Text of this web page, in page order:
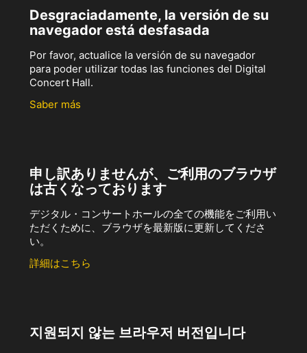
Desgraciadamente, la versión de su
navegador está desfasada
Por favor, actualice la versión de su navegador
para poder utilizar todas las funciones del Digital
Concert Hall.
Saber más
申し訳ありませんが、ご利用のブラウザ
は古くなっております
デジタル・コンサートホールの全ての機能をご利用い
ただくために、ブラウザを最新版に更新してくださ
い。
詳細はこちら
지원되지 않는 브라우저 버전입니다